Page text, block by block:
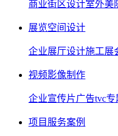
商业街区设计室外美
展览空间设计
企业展厅设计施工展
视频影像制作
企业宣传片广告tvc专
项目服务案例